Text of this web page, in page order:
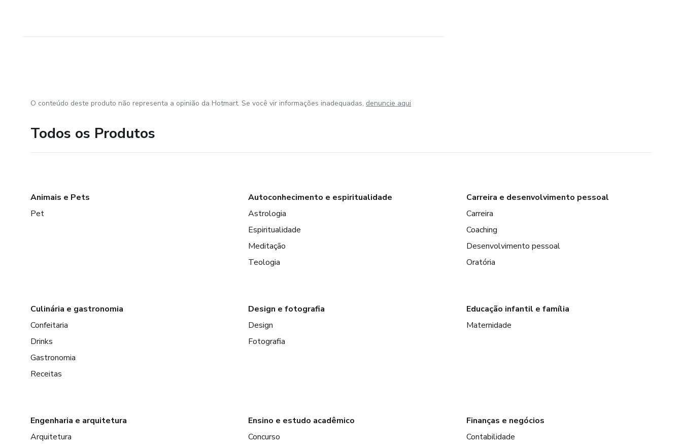
O conteúdo deste produto não representa a opinião da Hotmart. Se você vir informações inadequadas, denuncie aqui
Todos os Produtos
Animais e Pets
Pet
Autoconhecimento e espiritualidade
Astrologia
Espiritualidade
Meditação
Teologia
Carreira e desenvolvimento pessoal
Carreira
Coaching
Desenvolvimento pessoal
Oratória
Culinária e gastronomia
Confeitaria
Drinks
Gastronomia
Receitas
Design e fotografia
Design
Fotografia
Educação infantil e família
Maternidade
Engenharia e arquitetura
Arquitetura
Ensino e estudo acadêmico
Concurso
Finanças e negócios
Contabilidade